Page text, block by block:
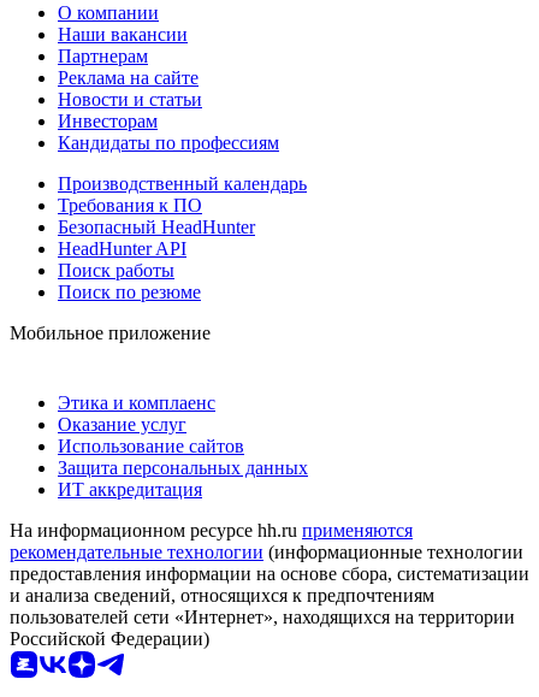
О компании
Наши вакансии
Партнерам
Реклама на сайте
Новости и статьи
Инвесторам
Кандидаты по профессиям
Производственный календарь
Требования к ПО
Безопасный HeadHunter
HeadHunter API
Поиск работы
Поиск по резюме
Мобильное приложение
Этика и комплаенс
Оказание услуг
Использование сайтов
Защита персональных данных
ИТ аккредитация
На информационном ресурсе hh.ru применяются
рекомендательные технологии (информационные технологии
предоставления информации на основе сбора, систематизации
и анализа сведений, относящихся к предпочтениям
пользователей сети «Интернет», находящихся на территории
Российской Федерации)